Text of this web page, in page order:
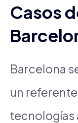
Casos
Barcelona
un